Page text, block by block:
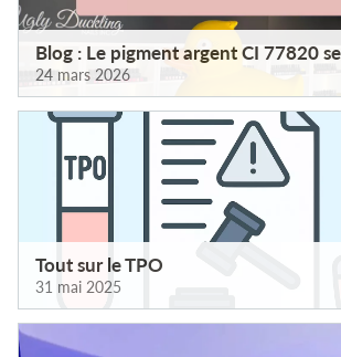
24 mars 2026
Tout sur le TPO
31 mai 2025